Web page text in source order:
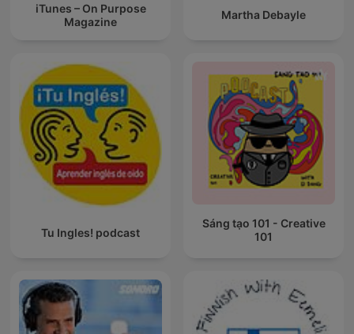
iTunes – On Purpose
Magazine
Martha Debayle
Tu Ingles! podcast
Sáng tạo 101 - Creative
101